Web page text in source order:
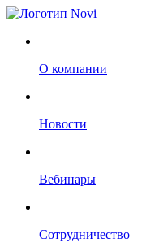
О компании
Новости
Вебинары
Сотрудничество